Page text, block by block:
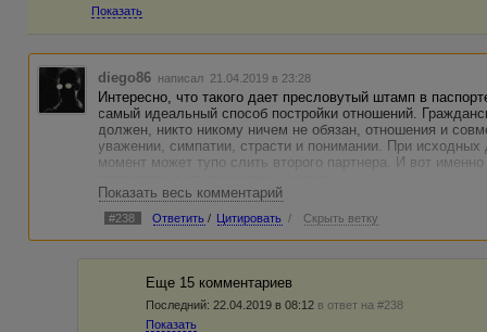
Показать
diego86 написал 21.04.2019 в 23:28
Интересно, что такого дает пресловутый штамп в
самый идеальный способ постройки отношений.
должен, никто никому ничем не обязан, отношения и
уважении, симпатии, страсти и понимании. При
момент может тупо слить второго партнера. И вот
Что такое брак - ну само слово "брак", оно уже само
некачественное. А по сути, ну поставят тот штамп в
ты должен, ты обязана, это твоя функция, а не моя, в
Тс, я тебя поздравляю, но, на мой взгляд, гордиться тут
Показать весь комментарий
#238 Ответить / Цитировать / Скрыть ветку
Еще 15 комментариев
Последний: 22.04.2019 в 08:12 в ответ на #238
Показать